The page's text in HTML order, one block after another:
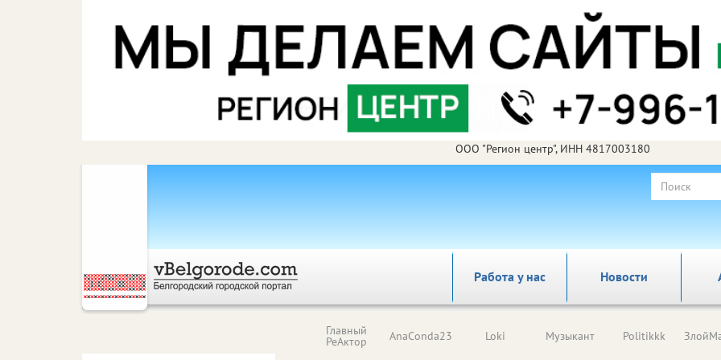
ООО "Регион центр", ИНН 4817003180
Работа у нас Новости
Главный
РеАктор AnaConda23 Loki Музыкант Politikkk